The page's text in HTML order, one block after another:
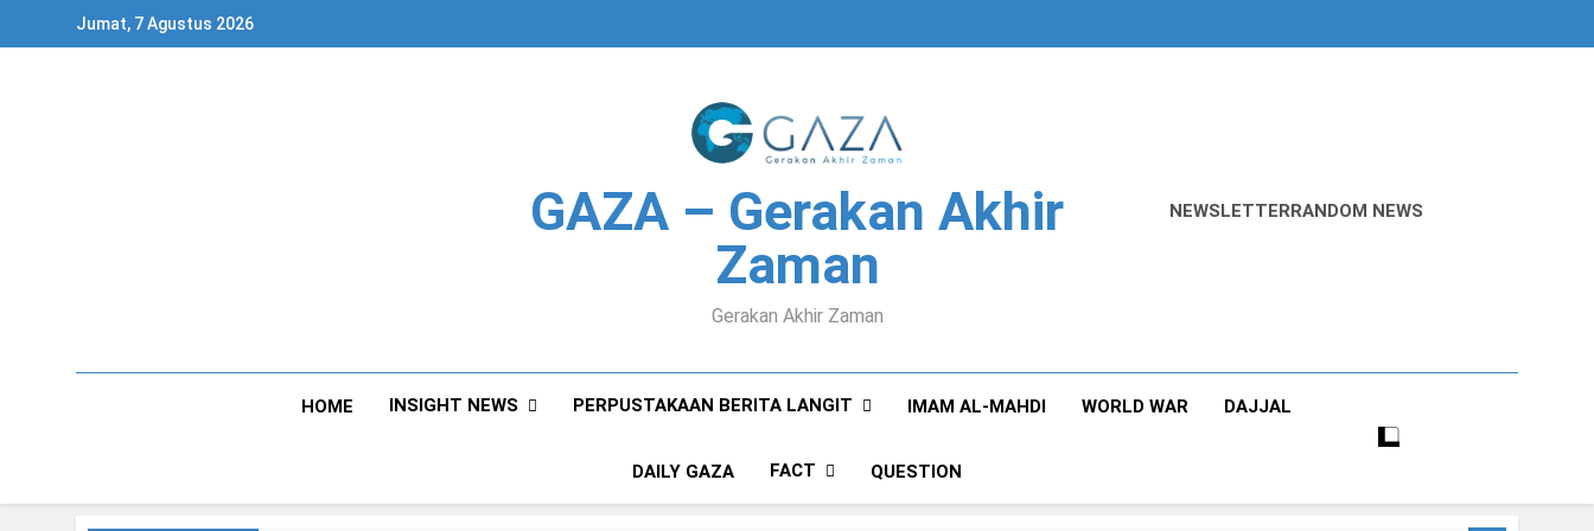
Jumat, 7 Agustus 2026
GAZA – Gerakan Akhir
Zaman
Gerakan Akhir Zaman
NEWSLETTERRANDOM NEWS
HOME INSIGHT NEWS PERPUSTAKAAN BERITA LANGIT IMAM AL-MAHDI WORLD WAR DAJJAL
DAILY GAZA FACT QUESTION